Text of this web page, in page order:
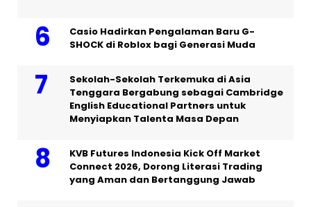
Casio Hadirkan Pengalaman Baru G-
SHOCK di Roblox bagi Generasi Muda
Sekolah-Sekolah Terkemuka di Asia
Tenggara Bergabung sebagai Cambridge
English Educational Partners untuk
Menyiapkan Talenta Masa Depan
KVB Futures Indonesia Kick Off Market
Connect 2026, Dorong Literasi Trading
yang Aman dan Bertanggung Jawab